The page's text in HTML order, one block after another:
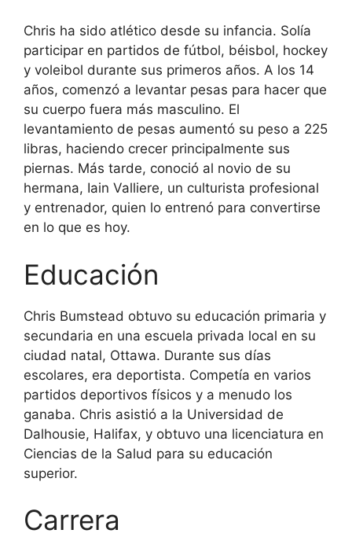
Chris ha sido atlético desde su infancia. Solía
participar en partidos de fútbol, béisbol, hockey
y voleibol durante sus primeros años. A los 14
años, comenzó a levantar pesas para hacer que
su cuerpo fuera más masculino. El
levantamiento de pesas aumentó su peso a 225
libras, haciendo crecer principalmente sus
piernas. Más tarde, conoció al novio de su
hermana, Iain Valliere, un culturista profesional
y entrenador, quien lo entrenó para convertirse
en lo que es hoy.
Educación
Chris Bumstead obtuvo su educación primaria y
secundaria en una escuela privada local en su
ciudad natal, Ottawa. Durante sus días
escolares, era deportista. Competía en varios
partidos deportivos físicos y a menudo los
ganaba. Chris asistió a la Universidad de
Dalhousie, Halifax, y obtuvo una licenciatura en
Ciencias de la Salud para su educación
superior.
Carrera